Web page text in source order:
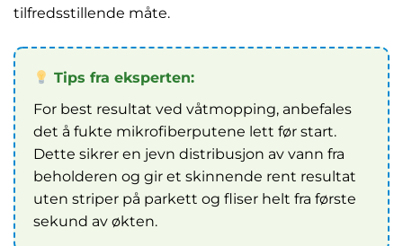
tilfredsstillende måte.
Tips fra eksperten:
For best resultat ved våtmopping, anbefales
det å fukte mikrofiberputene lett før start.
Dette sikrer en jevn distribusjon av vann fra
beholderen og gir et skinnende rent resultat
uten striper på parkett og fliser helt fra første
sekund av økten.